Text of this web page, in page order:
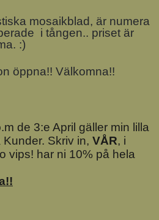
mosaikblad, är numera
i tången.. priset är
:)
öppna!! Välkomna!!
de 3:e April gäller min lilla
Skriv in, VÅR, i
vips! har ni 10% på hela